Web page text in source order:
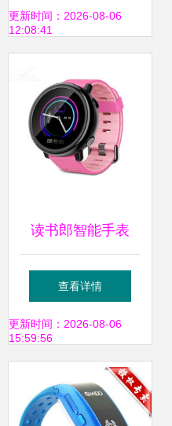
能手表的五大理由
更新时间：2026-08-06
12:08:41
读书郎智能手表
W5 公主粉的守护
与智慧之选
查看详情
更新时间：2026-08-06
15:59:56